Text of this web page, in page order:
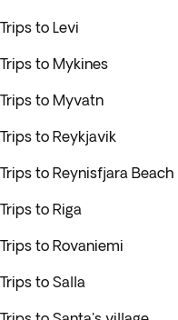
Trips to Levi
Trips to Mykines
Trips to Myvatn
Trips to Reykjavik
Trips to Reynisfjara Beach
Trips to Riga
Trips to Rovaniemi
Trips to Salla